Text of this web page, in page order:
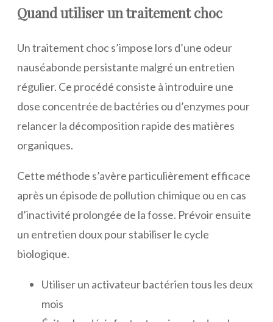
Quand utiliser un traitement choc
Un traitement choc s’impose lors d’une odeur
nauséabonde persistante malgré un entretien
régulier. Ce procédé consiste à introduire une
dose concentrée de bactéries ou d’enzymes pour
relancer la décomposition rapide des matières
organiques.
Cette méthode s’avère particulièrement efficace
après un épisode de pollution chimique ou en cas
d’inactivité prolongée de la fosse. Prévoir ensuite
un entretien doux pour stabiliser le cycle
biologique.
Utiliser un activateur bactérien tous les deux
mois